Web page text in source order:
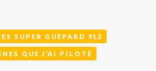
SUPER GUÉPARD 912
QUE J'AI PILOTÉ